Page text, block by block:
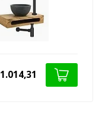
1.014,31